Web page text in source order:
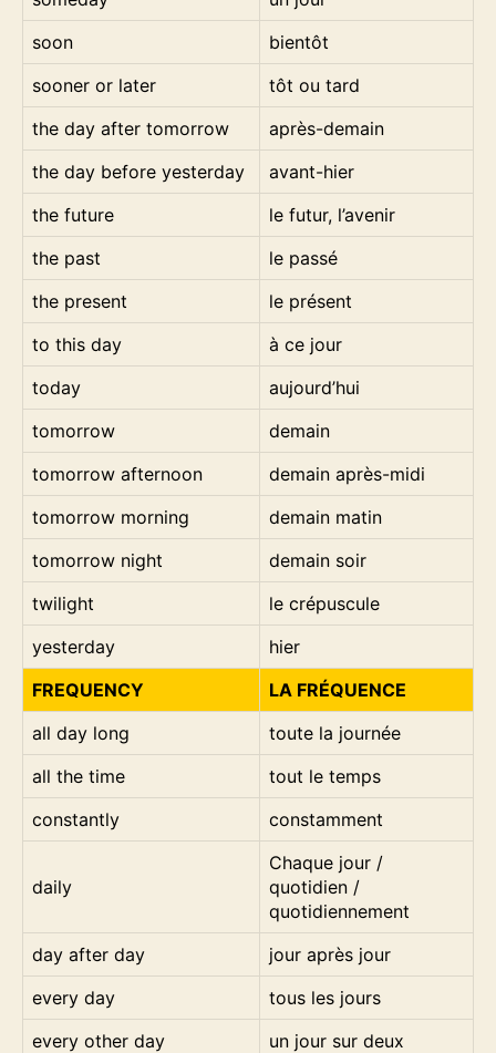
soon
bientôt
sooner or later
tôt ou tard
the day after tomorrow
après-demain
the day before yesterday
avant-hier
the future
le futur, l’avenir
the past
le passé
the present
le présent
to this day
à ce jour
today
aujourd’hui
tomorrow
demain
tomorrow afternoon
demain après-midi
tomorrow morning
demain matin
tomorrow night
demain soir
twilight
le crépuscule
yesterday
hier
FREQUENCY
LA FRÉQUENCE
all day long
toute la journée
all the time
tout le temps
constantly
constamment
daily
Chaque jour /
quotidien /
quotidiennement
day after day
jour après jour
every day
tous les jours
every other day
un jour sur deux